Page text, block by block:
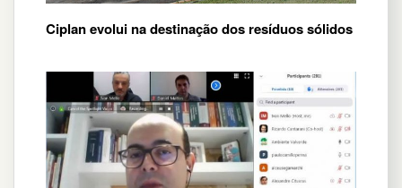
Ciplan evolui na destinação dos resíduos sólidos